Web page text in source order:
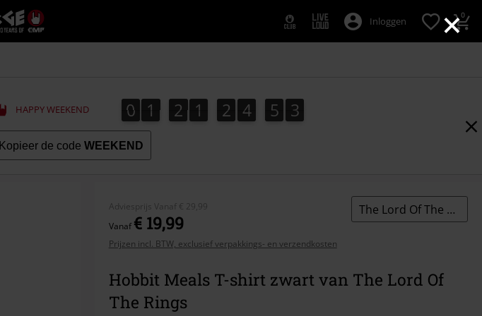
×
Large
–
Muziek-,
+
kleding
Inloggen 0
HAPPY WEEKEND 0
0 1
1 2
2 1
1 2
2 4
4 5
5 1
2
1
3
2
Kopieer de code WEEKEND
Adviesprijs Vanaf € 29,99
Vanaf€ 19,99
Prijzen incl. BTW, exclusief verpakkings- en verzendkosten
The Lord Of The Rings
Hobbit Meals T-shirt zwart van The Lord Of
The Rings